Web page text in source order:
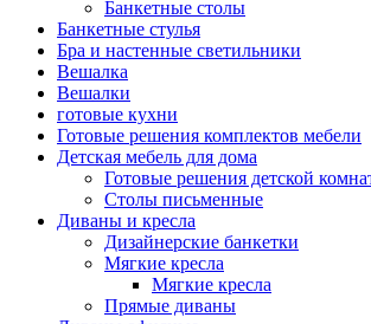
Банкетные столы
Банкетные стулья
Бра и настенные светильники
Вешалка
Вешалки
готовые кухни
Готовые решения комплектов мебели
Детская мебель для дома
Готовые решения детской
Столы письменные
Диваны и кресла
Дизайнерские банкетки
Мягкие кресла
Мягкие кресла
Прямые диваны